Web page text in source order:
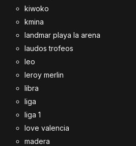
kiwoko
kmina
landmar playa la arena
laudos trofeos
leo
leroy merlin
libra
liga
liga 1
love valencia
madera